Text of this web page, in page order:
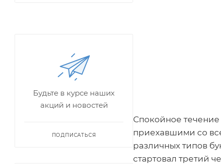
Спокойное
приехавшими со
различных типов
стартовал третий
Будьте в курсе наших
акций и новостей
ПОДПИСАТЬСЯ